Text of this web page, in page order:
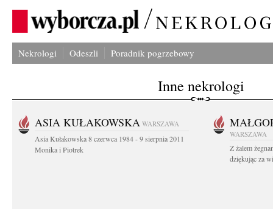
Nekrologi Odeszli Poradnik pogrzebowy
Inne nekrologi
ASIA KUŁAKOWSKA WARSZAWA
Asia Kułakowska 8 czerwca 1984 - 9 sierpnia 2011
Monika i Piotrek
WARSZAWA
Z żalem
dziękując za